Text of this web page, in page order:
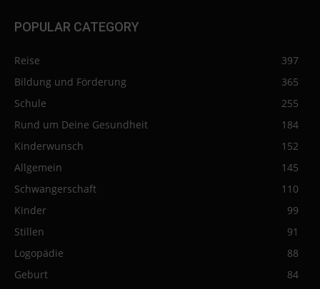
POPULAR CATEGORY
Reise
397
Bildung und Förderung
365
Schule
255
Rund um Deine Gesundheit
184
Kinderwunsch
152
Allgemein
145
Schwangerschaft
110
Kinder
99
Stillen
91
Logopädie
88
Geburt
84